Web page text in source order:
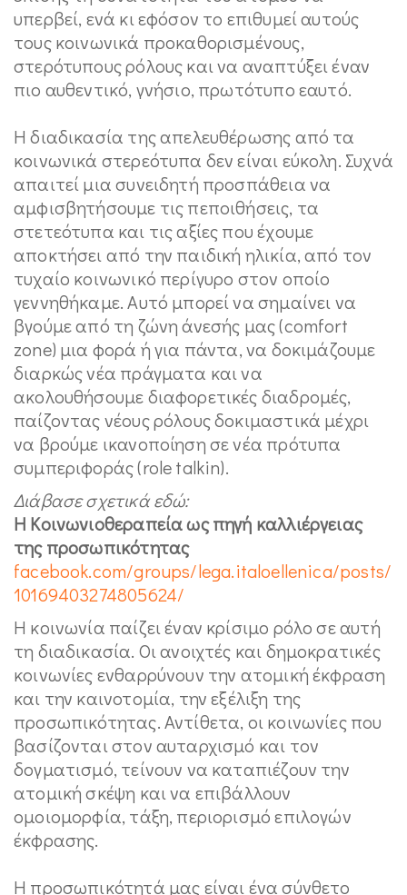
υπερβεί, ενά κι εφόσον το επιθυμεί αυτούς
τους κοινωνικά προκαθορισμένους,
στερότυπους ρόλους και να αναπτύξει έναν
πιο αυθεντικό, γνήσιο, πρωτότυπο εαυτό.
Η διαδικασία της απελευθέρωσης από τα
κοινωνικά στερεότυπα δεν είναι εύκολη. Συχνά
απαιτεί μια συνειδητή προσπάθεια να
αμφισβητήσουμε τις πεποιθήσεις, τα
στετεότυπα και τις αξίες που έχουμε
αποκτήσει από την παιδική ηλικία, από τον
τυχαίο κοινωνικό περίγυρο στον οποίο
γεννηθήκαμε. Αυτό μπορεί να σημαίνει να
βγούμε από τη ζώνη άνεσής μας (comfort
zone) μια φορά ή για πάντα, να δοκιμάζουμε
διαρκώς νέα πράγματα και να
ακολουθήσουμε διαφορετικές διαδρομές,
παίζοντας νέους ρόλους δοκιμαστικά μέχρι
να βρούμε ικανοποίηση σε νέα πρότυπα
συμπεριφοράς (role talkin).
Διάβασε σχετικά εδώ:
Η Κοινωνιοθεραπεία ως πηγή καλλιέργειας
της προσωπικότητας
facebook.com/groups/lega.italoellenica/posts/
10169403274805624/
Η κοινωνία παίζει έναν κρίσιμο ρόλο σε αυτή
τη διαδικασία. Οι ανοιχτές και δημοκρατικές
κοινωνίες ενθαρρύνουν την ατομική έκφραση
και την καινοτομία, την εξέλιξη της
προσωπικότητας. Αντίθετα, οι κοινωνίες που
βασίζονται στον αυταρχισμό και τον
δογματισμό, τείνουν να καταπιέζουν την
ατομική σκέψη και να επιβάλλουν
ομοιομορφία, τάξη, περιορισμό επιλογών
έκφρασης.
Η προσωπικότητά μας είναι ένα σύνθετο